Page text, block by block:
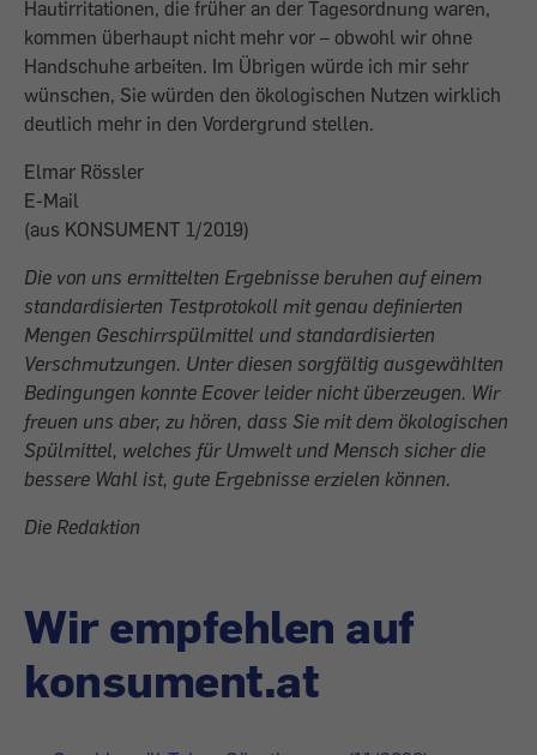
Hautirritationen, die früher an der Tagesordnung waren,
kommen überhaupt nicht mehr vor – obwohl wir ohne
Handschuhe arbeiten. Im Übrigen würde ich mir sehr
wünschen, Sie würden den ökologischen Nutzen wirklich
deutlich mehr in den Vordergrund stellen.
Elmar Rössler
E-Mail
(aus KONSUMENT 1/2019)
Die von uns ermittelten Ergebnisse beruhen auf einem
standardisierten Testprotokoll mit genau definierten
Mengen Geschirrspülmittel und standardisierten
Verschmutzungen. Unter diesen sorgfältig ausgewählten
Bedingungen konnte Ecover leider nicht überzeugen. Wir
freuen uns aber, zu hören, dass Sie mit dem ökologischen
Spülmittel, welches für Umwelt und Mensch sicher die
bessere Wahl ist, gute Ergebnisse erzielen können.
Die Redaktion
Wir empfehlen auf
konsument.at